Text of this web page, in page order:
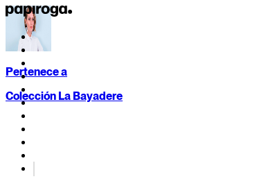
Pertenece a
Colección La Bayadere